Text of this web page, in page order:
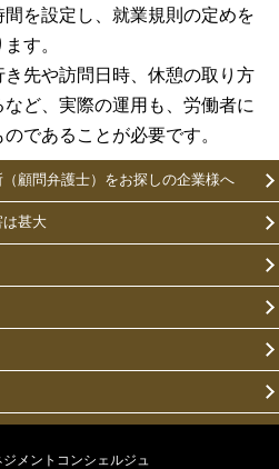
を設定し、就業規則の定めを
す。
先や訪問日時、休憩の取り方
ど、実際の運用も、労働者に
であることが必要です。
顧問弁護士）をお探しの企業様へ
は甚大
メントコンシェルジュ